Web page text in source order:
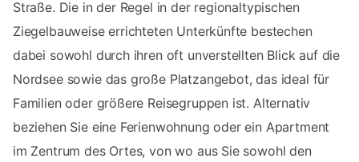
Straße. Die in der Regel in der regionaltypischen
Ziegelbauweise errichteten Unterkünfte bestechen
dabei sowohl durch ihren oft unverstellten Blick auf die
Nordsee sowie das große Platzangebot, das ideal für
Familien oder größere Reisegruppen ist. Alternativ
beziehen Sie eine Ferienwohnung oder ein Apartment
im Zentrum des Ortes, von wo aus Sie sowohl den